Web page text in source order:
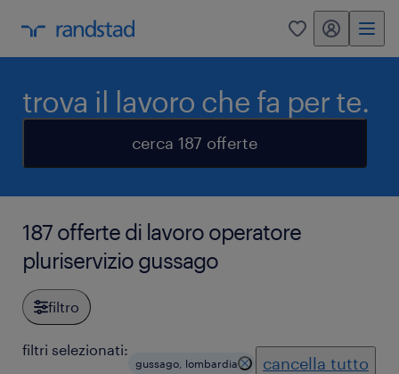
0 my randstad
trova il lavoro che fa per te.
cerca 187 offerte
187 offerte di lavoro operatore
pluriservizio gussago
filtro
filtri selezionati:
gussago, lombardia cancella tutto